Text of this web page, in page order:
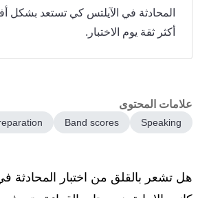
المحادثة في الآيلتس كي تستعد بشكل
أكثر ثقة يوم الاختبار.
علامات المحتوى
Speaking
Band scores
هل تشعر بالقلق من اختبار المحادثة في